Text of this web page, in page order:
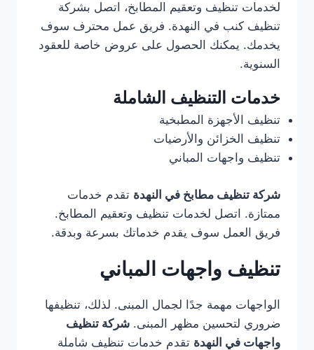
لخدمات تنظيف وتعقيم المطابخ، اتصل بشركة
تنظيف كنب في النهدة. فريق عمل محترف سوف
يخدمك. يمكنك الحصول على عروض خاصة للعقود
السنوية.
خدمات التنظيف الشاملة
تنظيف الأجهزة المطبخية
تنظيف الخزائن والأرضيات
تنظيف واجهات المباني
شركة تنظيف مطابخ في النهدة تقدم خدمات
ممتازة. اتصل لخدمات تنظيف وتعقيم المطابخ.
فريق العمل سوف يقدم خدماتك بسرعة وبدقة.
تنظيف واجهات المباني
الواجهات مهمة جدًا لجمال المبنى. لذلك، تنظيفها
ضروري لتحسين مظهر المبنى. شركة تنظيف
واجهات في النهدة تقدم خدمات تنظيف شاملة